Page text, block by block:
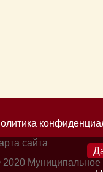
сайта
Муниципальное